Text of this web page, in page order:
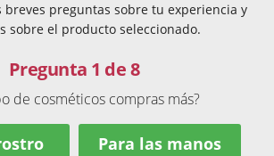
breves preguntas sobre tu experiencia y
sobre el producto seleccionado.
Pregunta 1 de 8
de cosméticos compras más?
Para las manos